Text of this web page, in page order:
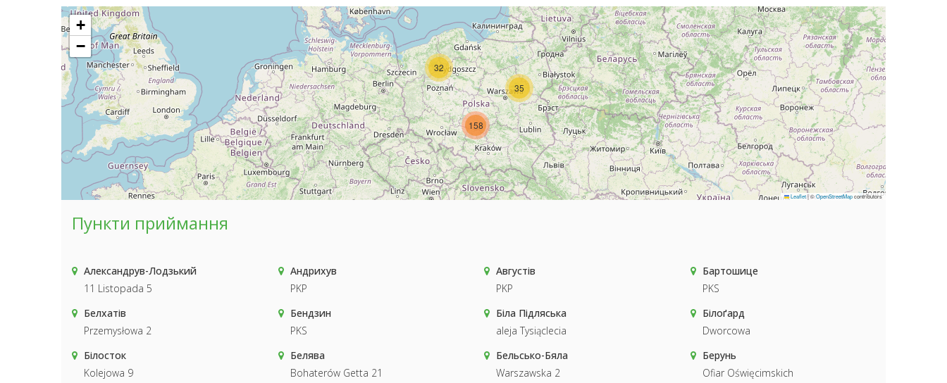
32
35
158
+
−
Leaflet|©OpenStreetMapcontributors
Пункти приймання
Александрув-Лодзький
11 Listopada 5
Андрихув
PKP
Августів
PKP
Бартошице
PKS
Белхатів
Przemysłowa 2
Бендзин
PKS
Біла Підляська
aleja Tysiąclecia
Білоґард
Dworcowa
Білосток
Kolejowa 9
Белява
Bohaterów Getta 21
Бельсько-Бяла
Warszawska 2
Берунь
Ofiar Oświęcimskich